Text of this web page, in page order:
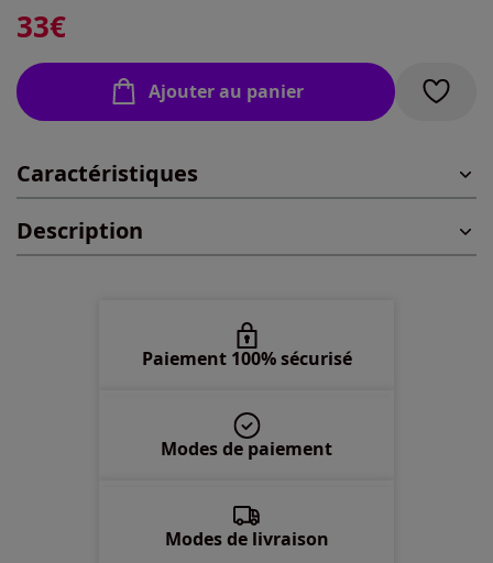
En stock
XL -En stock
2XL -En stock
33€
Ajouter au panier
Caractéristiques
Description
Paiement 100% sécurisé
Modes de paiement
Modes de livraison